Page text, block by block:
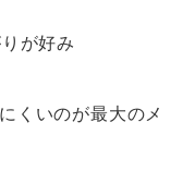
が好み
くいのが最大のメ